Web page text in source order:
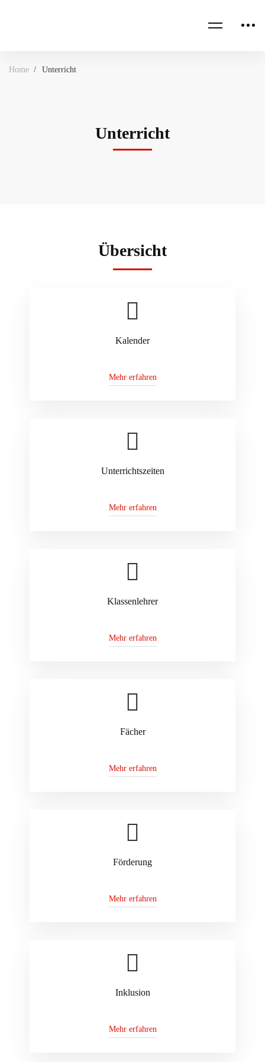
Home Unterricht
Unterricht
Übersicht
Kalender
Mehr erfahren
Unterrichtszeiten
Mehr erfahren
Klassenlehrer
Mehr erfahren
Fächer
Mehr erfahren
Förderung
Mehr erfahren
Inklusion
Mehr erfahren